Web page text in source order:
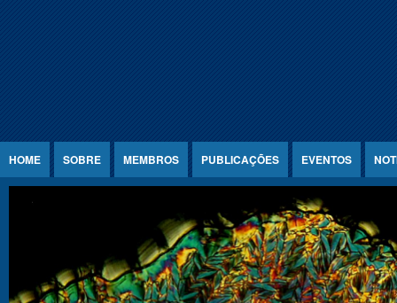
HOME SOBRE MEMBROS PUBLICAÇÕES EVENTOS